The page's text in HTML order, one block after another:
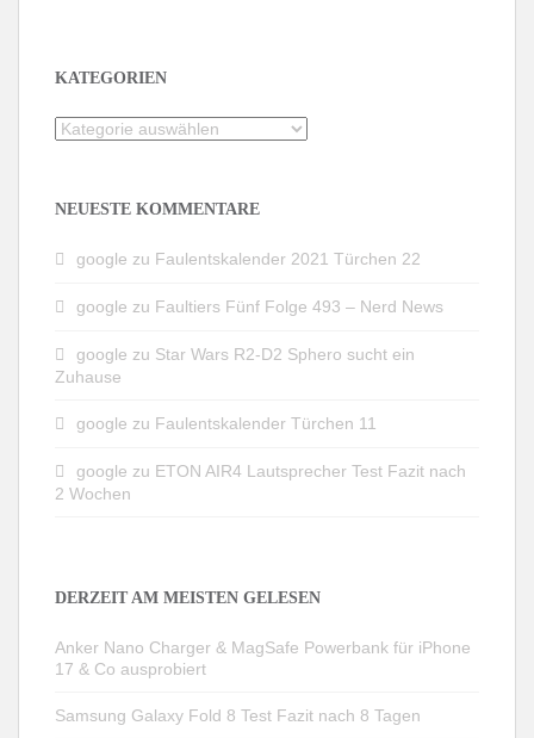
KATEGORIEN
Kategorien
NEUESTE KOMMENTARE
google zu Faulentskalender 2021 Türchen 22
google zu Faultiers Fünf Folge 493 – Nerd News
google zu Star Wars R2-D2 Sphero sucht ein
Zuhause
google zu Faulentskalender Türchen 11
google zu ETON AIR4 Lautsprecher Test Fazit nach
2 Wochen
DERZEIT AM MEISTEN GELESEN
Anker Nano Charger & MagSafe Powerbank für iPhone
17 & Co ausprobiert
Samsung Galaxy Fold 8 Test Fazit nach 8 Tagen